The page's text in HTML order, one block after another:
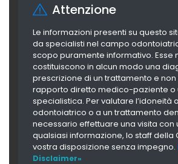
Attenzione
Le informazioni presenti su questo
da specialisti nel campo
scopo puramente informativo. Esse
costituiscono in alcun modo una
prescrizione di un trattamento e non
rapporto diretto medico-paziente o
specialistica. Per valutare l’idoneità
odontoiatrico o a un trattamento
necessario effettuare una visita con
qualsiasi informazione, lo staff della
vostra disposizione senza impegno.
Disclaimer»